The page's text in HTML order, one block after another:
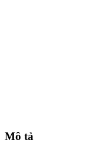
Mô tả